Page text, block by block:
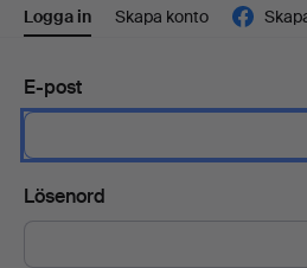
Logga in Skapa konto
E-post
Lösenord